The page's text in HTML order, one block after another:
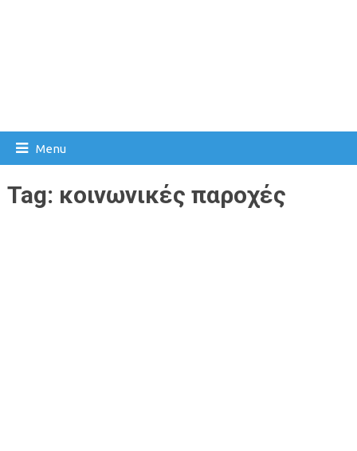
Menu
Tag: κοινωνικές παροχές